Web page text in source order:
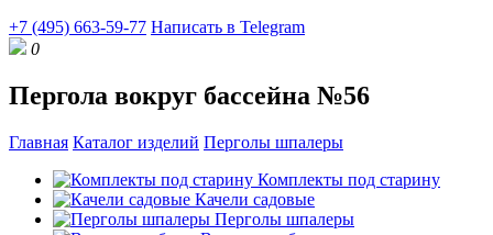
+7 (495) 663-59-77 Написать в Telegram
0
Пергола вокруг бассейна №56
Главная Каталог изделий Перголы шпалеры
Комплекты под старину
Качели садовые
Перголы шпалеры